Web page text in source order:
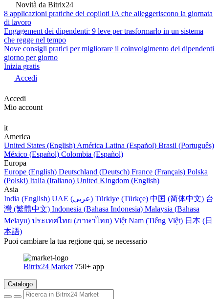
Novità da Bitrix24
8 applicazioni pratiche dei copiloti IA che alleggeriscono la giornata
di lavoro
Engagement dei dipendenti: 9 leve per trasformarlo in un sistema
che regge nel tempo
Nove consigli pratici per migliorare il coinvolgimento dei dipendenti
giorno per giorno
Inizia gratis
Accedi
Accedi
Mio account
it
America
United States (English) América Latina (Español) Brasil (Português)
México (Español) Colombia (Español)
Europa
Europe (English) Deutschland (Deutsch) France (Français) Polska
(Polski) Italia (Italiano) United Kingdom (English)
Asia
India (English)
UAE (عربي) Türkiye (Türkçe) 中国 (简体中文) 台
灣 (繁體中文) Indonesia (Bahasa Indonesia) Malaysia (Bahasa
Melayu) ประเทศไทย (ภาษาไทย) Việt Nam (Tiếng Việt) 日本 (日
本語)
Puoi cambiare la tua regione qui, se necessario
Bitrix24 Market 750+ app
Catalogo